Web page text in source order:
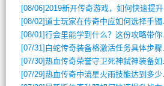
[08/06]2019新开传奇游戏，如何快速提升角色等级？
[08/02]道士玩家在传奇中应如何选择手镯装备？
[08/01]行会里能学到什么？这份攻略带你全掌握
[07/31] 白蛇传奇装备格激活任务具体步骤是什么？如何完成？
[07/30]热血传奇荣誉守卫死神弑神装备如何获取与佩戴攻略？
[07/29]热血传奇中流星火雨技能达到多少级可以开始练装备？